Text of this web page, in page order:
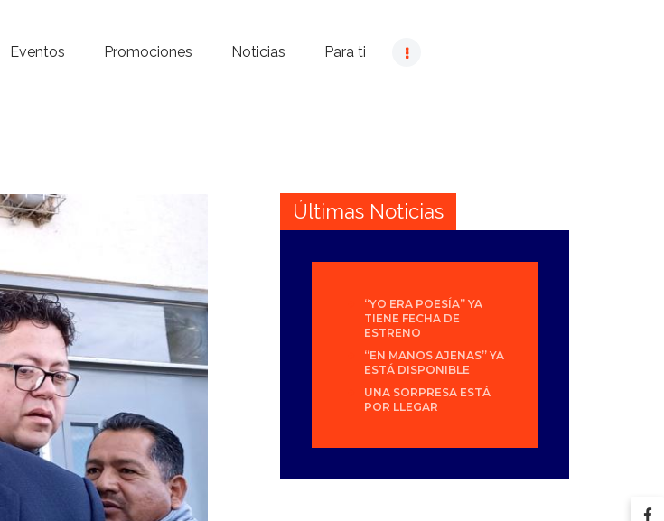
Eventos Promociones Noticias Para ti
Últimas Noticias
“YO ERA POESÍA” YA
TIENE FECHA DE
ESTRENO
“EN MANOS AJENAS” YA
ESTÁ DISPONIBLE
UNA SORPRESA ESTÁ
POR LLEGAR